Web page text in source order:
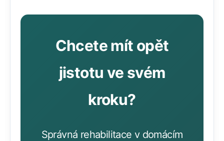
Chcete mít opět
jistotu ve svém
kroku?
Správná rehabilitace v domácím